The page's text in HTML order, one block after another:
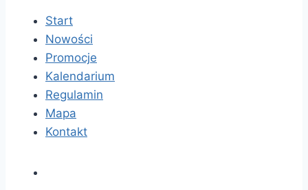
Start
Nowości
Promocje
Kalendarium
Regulamin
Mapa
Kontakt